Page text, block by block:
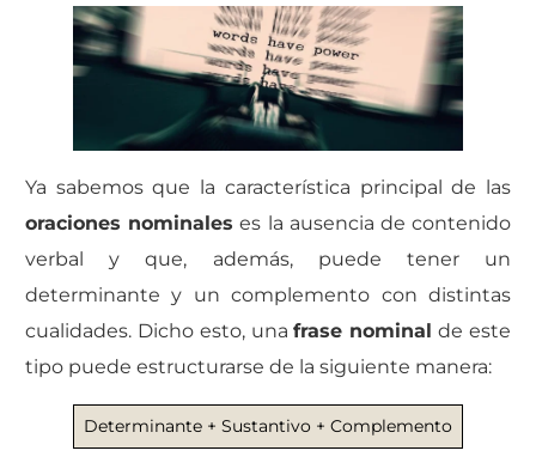
Ya sabemos que la característica principal de las
oraciones nominales es la ausencia de contenido
verbal y que, además, puede tener un
determinante y un complemento con distintas
cualidades. Dicho esto, unafrase nominal de este
tipo puede estructurarse de la siguiente manera:
Determinante + Sustantivo + Complemento